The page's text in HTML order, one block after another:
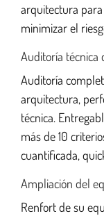
arquitectura
minimizar el
Auditoría técnica
Auditoría
arquitectura,
técnica.
más de 10
cuantificada,
Ampliación del
Renfort de su